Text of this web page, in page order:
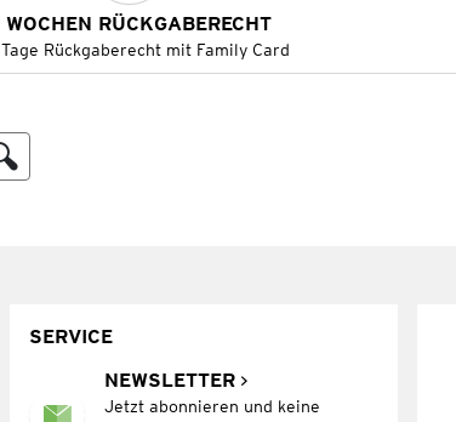
RÜCKGABERECHT
Rückgaberecht mit Family Card
SERVICE
NEWSLETTER
Jetzt abonnieren und keine